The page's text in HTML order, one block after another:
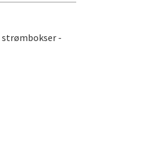
strømbokser -